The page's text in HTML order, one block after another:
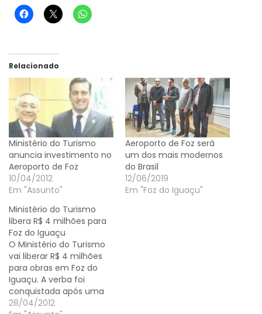
Relacionado
Ministério do Turismo
anuncia investimento no
Aeroporto de Foz
10/04/2012
Em "Assunto"
Aeroporto de Foz será
um dos mais modernos
do Brasil
12/06/2019
Em "Foz do Iguaçu"
Ministério do Turismo
libera R$ 4 milhões para
Foz do Iguaçu
O Ministério do Turismo
vai liberar R$ 4 milhões
para obras em Foz do
Iguaçu. A verba foi
conquistada após uma
reunião com o ministro
28/04/2012